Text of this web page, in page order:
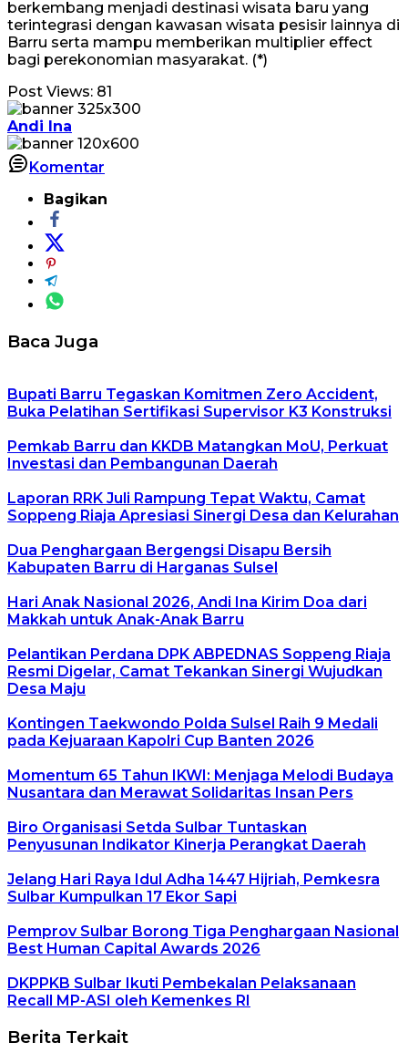
berkembang menjadi destinasi wisata baru yang
terintegrasi dengan kawasan wisata pesisir lainnya di
Barru serta mampu memberikan multiplier effect
bagi perekonomian masyarakat. (*)
Post Views: 81
Andi Ina
Komentar
Bagikan
Baca Juga
Bupati Barru Tegaskan Komitmen Zero Accident,
Buka Pelatihan Sertifikasi Supervisor K3 Konstruksi
Pemkab Barru dan KKDB Matangkan MoU, Perkuat
Investasi dan Pembangunan Daerah
Laporan RRK Juli Rampung Tepat Waktu, Camat
Soppeng Riaja Apresiasi Sinergi Desa dan Kelurahan
Dua Penghargaan Bergengsi Disapu Bersih
Kabupaten Barru di Harganas Sulsel
Hari Anak Nasional 2026, Andi Ina Kirim Doa dari
Makkah untuk Anak-Anak Barru
Pelantikan Perdana DPK ABPEDNAS Soppeng Riaja
Resmi Digelar, Camat Tekankan Sinergi Wujudkan
Desa Maju
Kontingen Taekwondo Polda Sulsel Raih 9 Medali
pada Kejuaraan Kapolri Cup Banten 2026
Momentum 65 Tahun IKWI: Menjaga Melodi Budaya
Nusantara dan Merawat Solidaritas Insan Pers
Biro Organisasi Setda Sulbar Tuntaskan
Penyusunan Indikator Kinerja Perangkat Daerah
Jelang Hari Raya Idul Adha 1447 Hijriah, Pemkesra
Sulbar Kumpulkan 17 Ekor Sapi
Pemprov Sulbar Borong Tiga Penghargaan Nasional
Best Human Capital Awards 2026
DKPPKB Sulbar Ikuti Pembekalan Pelaksanaan
Recall MP-ASI oleh Kemenkes RI
Berita Terkait